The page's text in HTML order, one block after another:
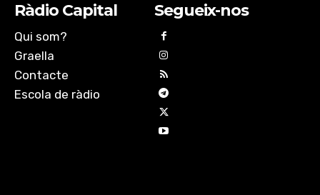
Ràdio Capital
Qui som?
Graella
Contacte
Escola de ràdio
Segueix-nos